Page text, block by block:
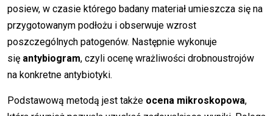
posiew, w czasie którego badany materiał umieszcza się na
przygotowanym podłożu i obserwuje wzrost
poszczególnych patogenów. Następnie wykonuje
się antybiogram, czyli ocenę wrażliwości drobnoustrojów
na konkretne antybiotyki.
Podstawową metodą jest także ocena mikroskopowa,